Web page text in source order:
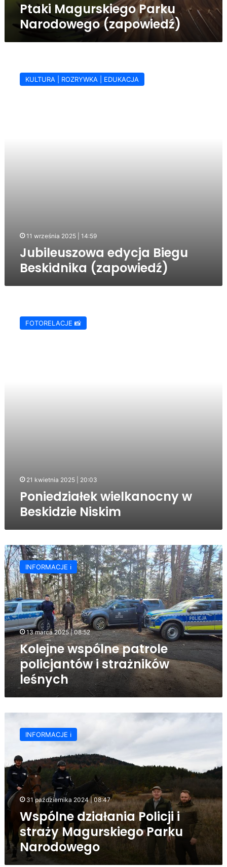
Ptaki Magurskiego Parku
Narodowego (zapowiedź)
edycja
Biegu KULTURA | ROZRYWKA | EDUKACJA
11 września 2025 | 14:59
Jubileuszowa edycja Biegu
Beskidnika (zapowiedź)
wielkanocny
FOTORELACJE 📸
21 kwietnia 2025 | 20:03
Poniedziałek wielkanocny w
Beskidzie Niskim
Kolejne
wspólne
patrole
policjantów
i
strażników
leśnych
INFORMACJE ℹ️
13 marca 2025 | 08:52
Kolejne wspólne patrole
policjantów i strażników
leśnych
działania
Policji
straży
Magurskiego
Parku
Narodowego
INFORMACJE ℹ️
31 października 2024 | 08:47
Wspólne działania Policji i
straży Magurskiego Parku
Narodowego